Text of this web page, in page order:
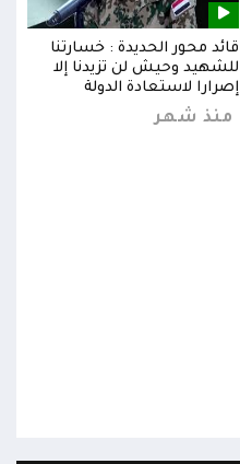
قائد محور الحديدة : خسارتنا
للشهيد وحيش لن تزيدنا إلا
إصرارا لاستعادة الدولة
منذ شهر